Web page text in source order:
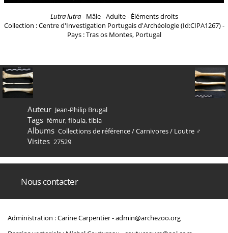
Lutra lutra- Mâle - Adulte - Éléments droits
Collection : Centre d'Investigation Portugais d'Archéologie (Id:CIPA1267) -
Pays : Tras os Montes, Portugal
Auteur Jean-Philip Brugal
Tags fémur,fibula,tibia
Albums Collections de référence/Carnivores/ Loutre ♂
Visites 27529
Nous contacter
Administration : Carine Carpentier -admin@archezoo.org